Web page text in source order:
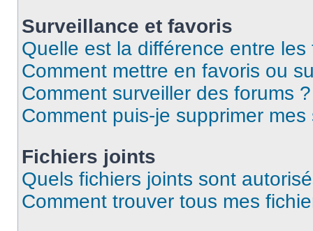
Surveillance et favoris
Quelle est la différence entre
Comment mettre en favoris ou
Comment surveiller des forums ?
Comment puis-je supprimer
Fichiers joints
Quels fichiers joints sont
Comment trouver tous mes